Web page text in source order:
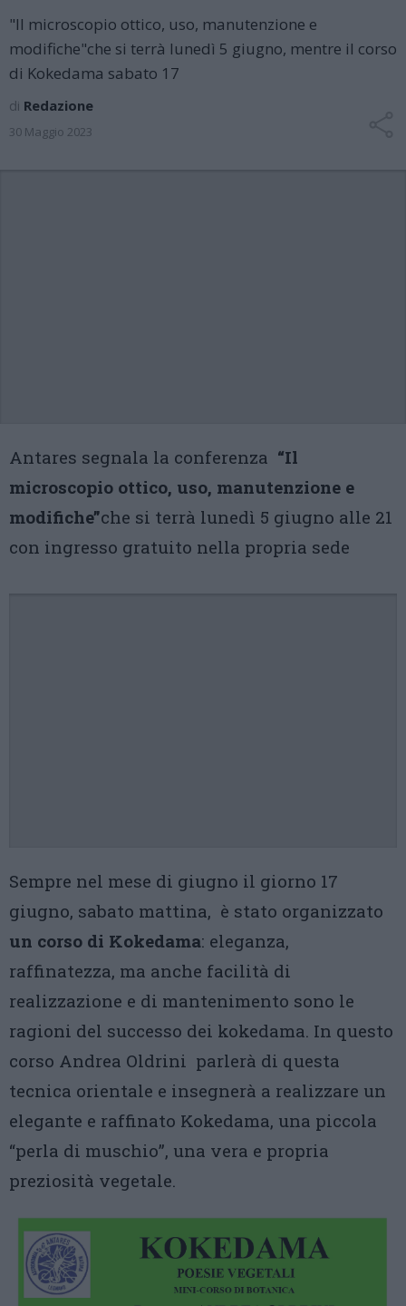
"Il microscopio ottico, uso, manutenzione e
modifiche"che si terrà lunedì 5 giugno, mentre il corso
di Kokedama sabato 17
di Redazione
30 Maggio 2023
Antares segnala la conferenza “Il
microscopio ottico, uso, manutenzione e
modifiche”che si terrà lunedì 5 giugno alle 21
con ingresso gratuito nella propria sede
Sempre nel mese di giugno il giorno 17
giugno, sabato mattina, è stato organizzato
un corso di Kokedama: eleganza,
raffinatezza, ma anche facilità di
realizzazione e di mantenimento sono le
ragioni del successo dei kokedama. In questo
corso Andrea Oldrini parlerà di questa
tecnica orientale e insegnerà a realizzare un
elegante e raffinato Kokedama, una piccola
“perla di muschio”, una vera e propria
preziosità vegetale.